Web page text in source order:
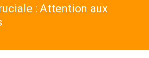
: Attention aux